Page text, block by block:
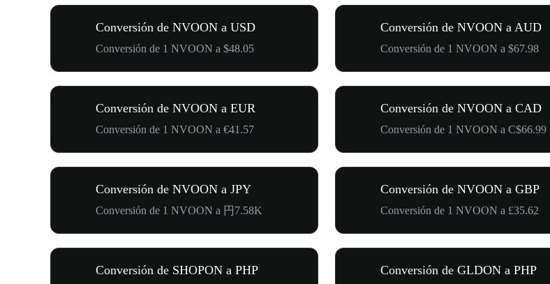
Conversión de NVOON a USD
Conversión de 1 NVOON a $48.05
Conversión de NVOON a AUD
Conversión de 1 NVOON a $67.98
Conversión de NVOON a EUR
Conversión de 1 NVOON a €41.57
Conversión de NVOON a CAD
Conversión de 1 NVOON a C$66.99
Conversión de NVOON a JPY
Conversión de 1 NVOON a 円7.58K
Conversión de NVOON a GBP
Conversión de 1 NVOON a £35.62
Conversión de SHOPON a PHP Conversión de GLDON a PHP